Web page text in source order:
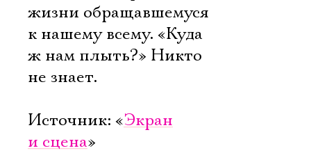
жизни обращавшемуся
к нашему всему. «Куда
ж нам плыть?» Никто
не знает.
Источник: «Экран
и сцена»